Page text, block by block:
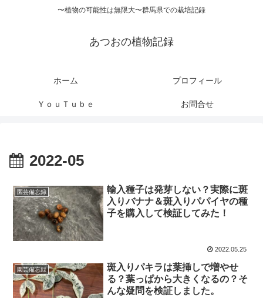
〜植物の可能性は無限大〜群馬県での栽培記録
あつおの植物記録
ホーム プロフィール
ＹｏｕＴｕｂｅ お問合せ
2022-05
園芸備忘録
輸入種子は発芽しない？実際に斑
入りバナナ＆斑入りパパイヤの種
子を購入して検証してみた！
2022.05.25
園芸備忘録
斑入りパキラは葉挿しで増やせ
る？葉っぱから大きくなるの？そ
んな疑問を検証しました。